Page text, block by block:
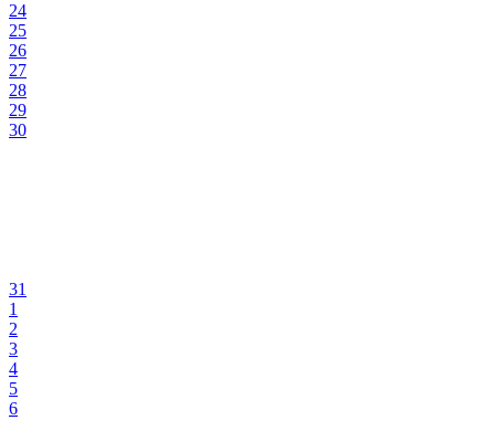
24
25
26
27
28
29
30
31
1
2
3
4
5
6